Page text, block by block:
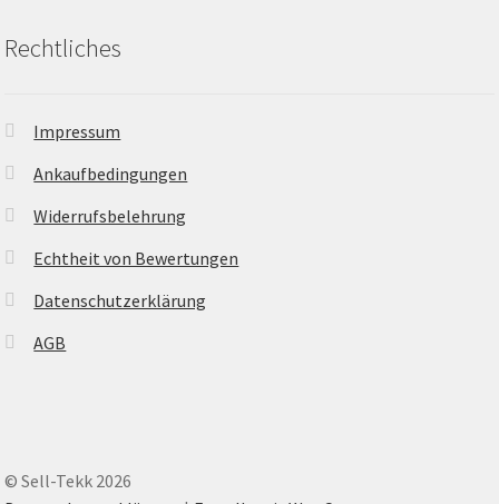
Rechtliches
Impressum
Ankaufbedingungen
Widerrufsbelehrung
Echtheit von Bewertungen
Datenschutzerklärung
AGB
© Sell-Tekk 2026